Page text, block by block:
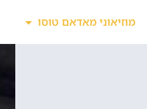
מוזיאוני מאדאם טוסו